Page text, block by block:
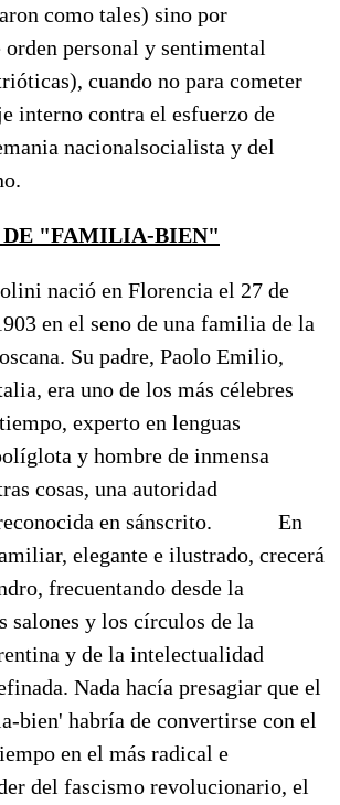
como tales) sino por
personal y sentimental
cuando no para cometer
interno contra el esfuerzo de
nacionalsocialista y del
DE "FAMILIA-BIEN"
nació en Florencia el 27 de
en el seno de una familia de la
Su padre, Paolo Emilio,
era uno de los más célebres
experto en lenguas
y hombre de inmensa
cosas, una autoridad
en sánscrito.
En
elegante e ilustrado, crecerá
frecuentando desde la
salones y los círculos de la
y de la intelectualidad
Nada hacía presagiar que el
bien' habría de convertirse con el
en el más radical e
del fascismo revolucionario, el